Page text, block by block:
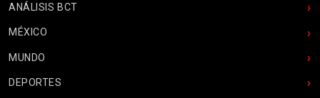
ANÁLISIS BCT
MÉXICO
MUNDO
DEPORTES